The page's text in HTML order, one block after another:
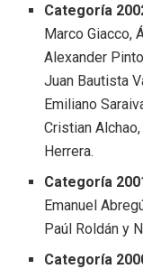
Categoría
Marco Giacco,
Alexander
Juan Bautista
Emiliano
Cristian
Herrera.
Categoría
Emanuel
Paúl Roldán y
Categoría